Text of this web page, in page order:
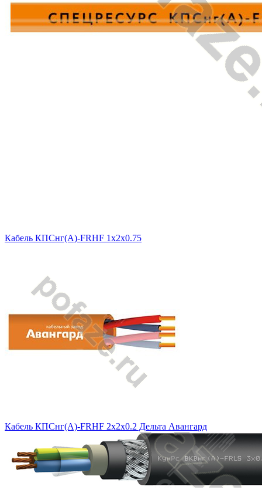
Кабель КПСнг(A)-FRHF 1x2x0.75
Кабель КПСнг(А)-FRHF 2х2х0.2 Дельта Авангард